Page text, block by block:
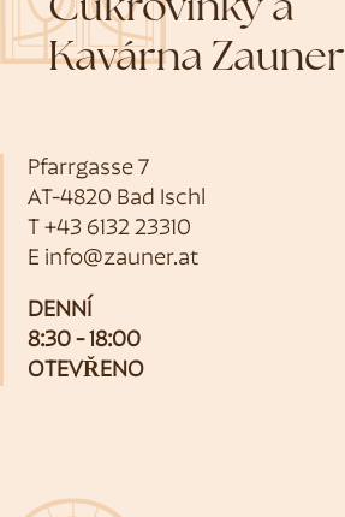
Cukrovinky a
Kavárna Zauner
Pfarrgasse 7
AT-4820 Bad Ischl
T +43 6132 23310
E info@zauner.at
DENNÍ
8:30 - 18:00
OTEVŘENO